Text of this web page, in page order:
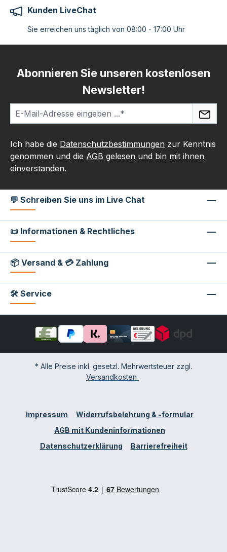
Kunden LiveChat
Sie erreichen uns täglich von 08:00 - 17:00 Uhr
Abonnieren Sie unseren kostenlosen
Newsletter!
Ich habe die Datenschutzbestimmungen zur Kenntnis
genommen und die AGB gelesen und bin mit ihnen
einverstanden.
💬 Schreiben Sie uns im Live Chat
📜 Informationen & Rechtliches
📦 Versand & 💳 Zahlung
🛠 Service
* Alle Preise inkl. gesetzl. Mehrwertsteuer zzgl.
Versandkosten
Impressum
Widerrufsbelehrung & -formular
AGB mit Kundeninformationen
Datenschutzerklärung
Barrierefreiheit